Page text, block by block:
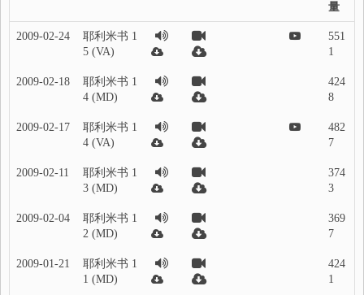
量
2009-02-24
耶利米书 1
5 (VA)
551
1
2009-02-18
耶利米书 1
4 (MD)
424
8
2009-02-17
耶利米书 1
4 (VA)
482
7
2009-02-11
耶利米书 1
3 (MD)
374
3
2009-02-04
耶利米书 1
2 (MD)
369
7
2009-01-21
耶利米书 1
1 (MD)
424
1